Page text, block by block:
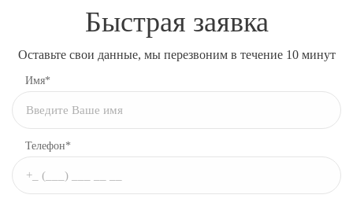
Быстрая заявка
Оставьте свои данные, мы перезвоним в течение 10 минут
Имя*
Телефон*